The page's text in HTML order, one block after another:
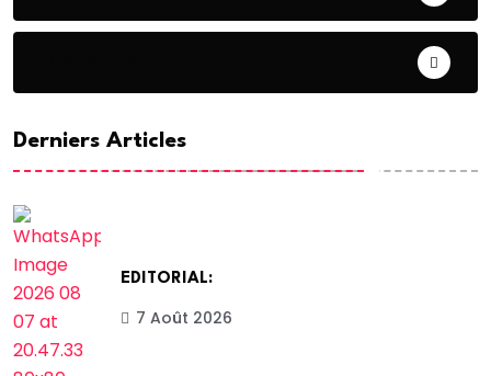
Derniers Articles
EDITORIAL:
7 Août 2026